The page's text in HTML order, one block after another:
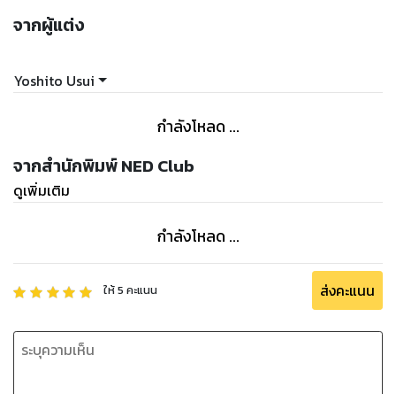
จากผู้แต่ง
Yoshito Usui
กำลังโหลด ...
จากสำนักพิมพ์ NED Club
ดูเพิ่มเติม
กำลังโหลด ...
ให้5 คะแนน ส่งคะแนน